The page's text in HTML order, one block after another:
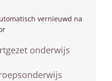
vernieuwd na
onderwijs